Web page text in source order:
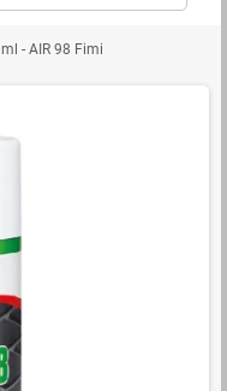
- AIR 98 Fimi